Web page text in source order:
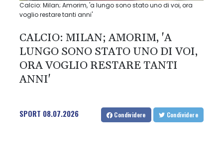
Calcio: Milan; Amorim, 'a lungo sono stato uno di voi, ora
voglio restare tanti anni'
CALCIO: MILAN; AMORIM, 'A
LUNGO SONO STATO UNO DI VOI,
ORA VOGLIO RESTARE TANTI
ANNI'
SPORT 08.07.2026 Condividere Condividere